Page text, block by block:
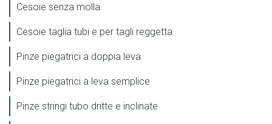
Cesoie senza molla
Cesoie taglia tubi e per tagli reggetta
Pinze piegatrici a doppia leva
Pinze piegatrici a leva semplice
Pinze stringi tubo dritte e inclinate